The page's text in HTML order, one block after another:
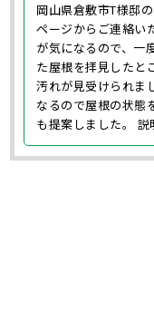
岡山県倉敷市T様邸
ページからご連絡い
が気になるので、一
た屋根を拝見したと
汚れが見受けられま
なるので屋根の状態
も提案しました。 説